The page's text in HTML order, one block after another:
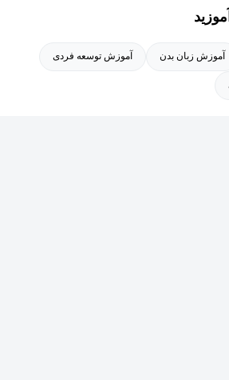
آموزش زبان بدن آموزش توسعه فردی